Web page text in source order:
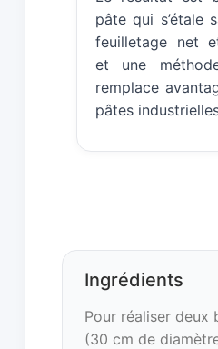
pâte qui s’étale
feuilletage net
et une
remplace
pâtes
Ingrédients
Pour réaliser deux
(30 cm de